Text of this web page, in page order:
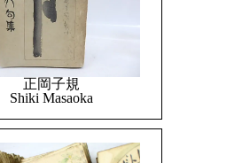
正岡子規
Shiki Masaoka